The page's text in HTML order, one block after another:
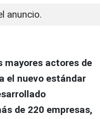
anuncio.
mayores actores de
el nuevo estándar
de 220 empresas,